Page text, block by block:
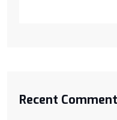
Recent